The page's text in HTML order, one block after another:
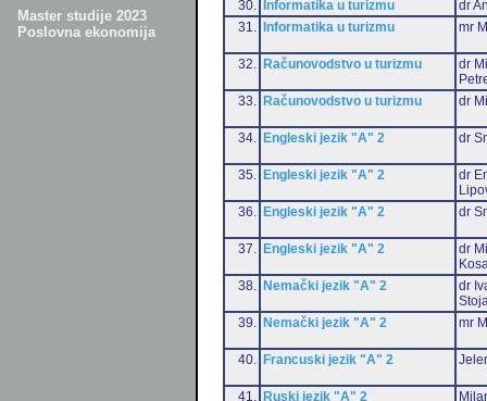
Master studije 2023
Poslovna ekonomija
30.
Informatika u turizmu
dr
31.
Informatika u turizmu mr
32. Računovodstvo u turizmu
dr
33.
Računovodstvo u turizmu dr
34. Engleski jezik "A" 2 dr
35. Engleski jezik "A" 2
dr
36.
Engleski jezik "A" 2 dr
37. Engleski jezik "A" 2
dr
38.
Nemački jezik "A" 2
dr
39.
Nemački jezik "A" 2 mr
40. Francuski jezik "A" 2
41. Ruski jezik "A" 2